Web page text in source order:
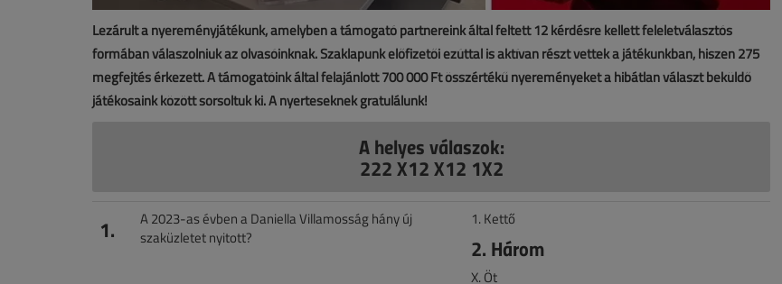
Lezárult a nyereményjátékunk, amelyben a támogató partnereink által feltett 12 kérdésre kellett feleletválasztós
formában válaszolniuk az olvasóinknak. Szaklapunk előfizetői ezúttal is aktívan részt vettek a játékunkban, hiszen 275
megfejtés érkezett. A támogatóink által felajánlott 700 000 Ft összértékű nyereményeket a hibátlan választ beküldő
játékosaink között sorsoltuk ki. A nyerteseknek gratulálunk!
A helyes válaszok:
222 X12 X12 1X2
1.
A 2023-as évben a Daniella Villamosság hány új
szaküzletet nyitott?
1. Kettő
2. Három
X. Öt